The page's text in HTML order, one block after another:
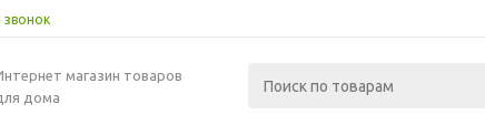
звонок
магазин товаров
дома